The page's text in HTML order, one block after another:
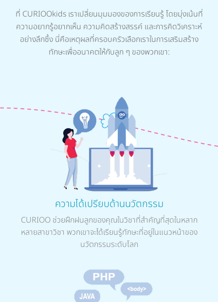
ที่ CURIOOkids เราเปลี่ยนมุมมองของการเรียนรู้ โดยมุ่งเน้นที่
ความอยากรู้อยากเห็น ความคิดสร้างสรรค์ และการคิดวิเคราะห์
อย่างลึกซึ้ง นี่คือเหตุผลที่ครอบครัวเลือกเราในการเสริมสร้าง
ทักษะเพื่ออนาคตให้กับลูก ๆ ของพวกเขา:
ความได้เปรียบด้านนวัตกรรม
CURIOO ช่วยฝึกฝนลูกของคุณในวิชาที่สำคัญที่สุดในหลาก
หลายสาขาวิชา พวกเขาจะได้เรียนรู้ทักษะที่อยู่ในแนวหน้าของ
นวัตกรรมระดับโลก